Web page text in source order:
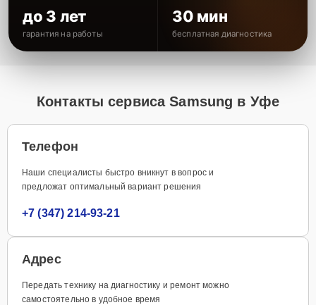
до 3 лет
гарантия на работы
30 мин
бесплатная диагностика
Контакты сервиса Samsung в Уфе
Телефон
Наши специалисты быстро вникнут в вопрос и
предложат оптимальный вариант решения
+7 (347) 214-93-21
Адрес
Передать технику на диагностику и ремонт можно
самостоятельно в удобное время